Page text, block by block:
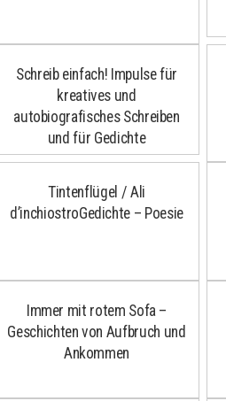
Schreib einfach! Impulse für
kreatives und
autobiografisches Schreiben
und für Gedichte
Tintenflügel / Ali
d’inchiostroGedichte – Poesie
Immer mit rotem Sofa –
Geschichten von Aufbruch und
Ankommen